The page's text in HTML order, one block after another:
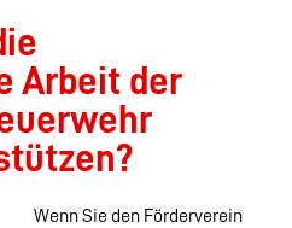
Arbeit der
Wenn Sie den Förderverein